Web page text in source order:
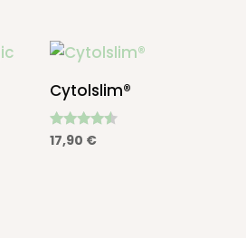
Cytolslim®
Note
4.33
17,90 €